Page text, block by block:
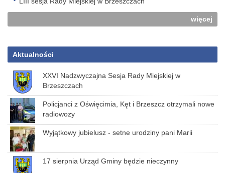
więcej
Aktualności
XXVI Nadzwyczajna Sesja Rady Miejskiej w
Brzeszczach
Policjanci z Oświęcimia, Kęt i Brzeszcz otrzymali nowe
radiowozy
Wyjątkowy jubielusz - setne urodziny pani Marii
17 sierpnia Urząd Gminy będzie nieczynny